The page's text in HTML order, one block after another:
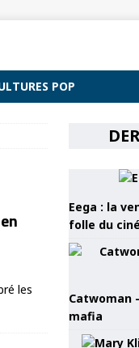
POP
les
Eega : la
folle du
Catwoman
mafia